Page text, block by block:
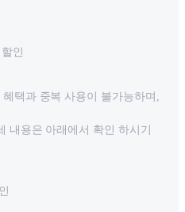
인
택과 중복 사용이 불가능하며,
내용은 아래에서 확인 하시기